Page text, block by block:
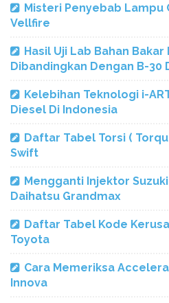
Misteri Penyebab Lampu
Vellfire
Hasil Uji Lab Bahan
Dibandingkan Dengan B-30
Kelebihan Teknologi i-
Diesel Di Indonesia
Daftar Tabel Torsi (
Swift
Mengganti Injektor
Daihatsu Grandmax
Daftar Tabel Kode
Toyota
Cara Memeriksa
Innova